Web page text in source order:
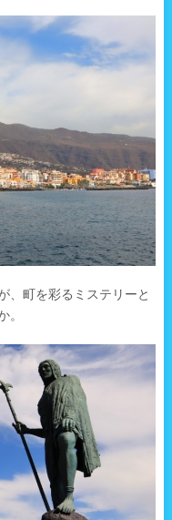
、町を彩るミステリーと
。